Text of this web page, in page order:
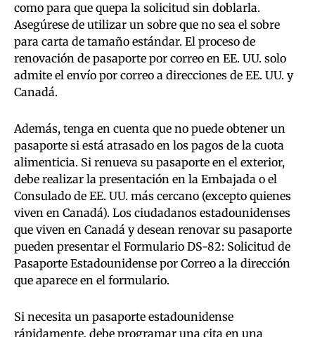
como para que quepa la solicitud sin doblarla.
Asegúrese de utilizar un sobre que no sea el sobre
para carta de tamaño estándar. El proceso de
renovación de pasaporte por correo en EE. UU. solo
admite el envío por correo a direcciones de EE. UU. y
Canadá.
Además, tenga en cuenta que no puede obtener un
pasaporte si está atrasado en los pagos de la cuota
alimenticia. Si renueva su pasaporte en el exterior,
debe realizar la presentación en la Embajada o el
Consulado de EE. UU. más cercano (excepto quienes
viven en Canadá). Los ciudadanos estadounidenses
que viven en Canadá y desean renovar su pasaporte
pueden presentar el Formulario DS-82: Solicitud de
Pasaporte Estadounidense por Correo a la dirección
que aparece en el formulario.
Si necesita un pasaporte estadounidense
rápidamente, debe programar una cita en una